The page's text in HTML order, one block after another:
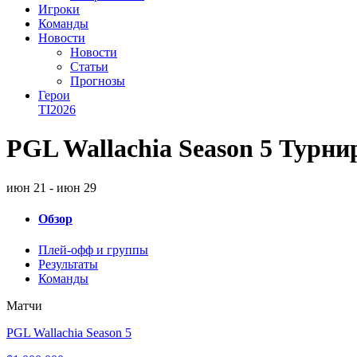
Игроки
Команды
Новости
Новости
Статьи
Прогнозы
Герои
TI2026
PGL Wallachia Season 5
июн 21 - июн 29
Обзор
Плей-офф и группы
Результаты
Команды
Матчи
PGL Wallachia Season 5